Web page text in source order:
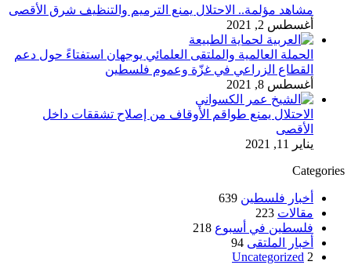
مشاهد مؤلمة.. الاحتلال يمنع الترميم والتنظيف شرق الأقصى
أغسطس 2, 2021
الحملة العالمية والملتقى العلمائي يوجهان استفتاءً حول دعم
القطاع الزراعي في غزّة وعموم فلسطين
أغسطس 8, 2021
الاحتلال يمنع طواقم الأوقاف من إصلاح تشققات داخل
الأقصى
يناير 11, 2021
Categories
أخبار فلسطين 639
مقالات 223
فلسطين في أسبوع 218
أخبار الملتقى 94
Uncategorized 2